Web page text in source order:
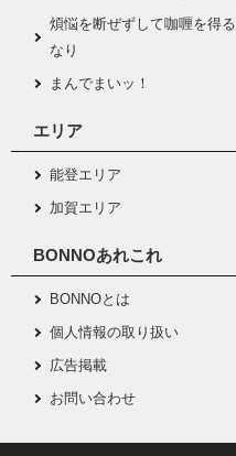
煩悩を断ぜずして咖喱を得る
なり
まんでまいッ！
エリア
能登エリア
加賀エリア
BONNOあれこれ
BONNOとは
個人情報の取り扱い
広告掲載
お問い合わせ